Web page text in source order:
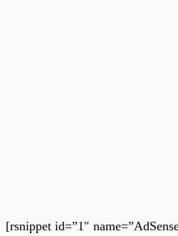
[rsnippet id=”1″